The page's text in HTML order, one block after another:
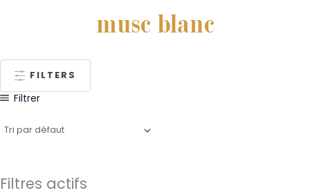
musc blanc
FILTERS
Filtrer
Filtres actifs